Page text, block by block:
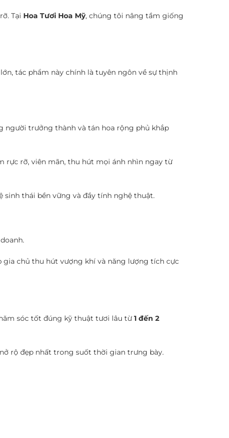
Tại Hoa Tươi Hoa Mỹ, chúng tôi nâng tầm giống
tác phẩm này chính là tuyên ngôn về sự thịnh
người trưởng thành và tán hoa rộng phủ khắp
rực rỡ, viên mãn, thu hút mọi ánh nhìn ngay từ
sinh thái bền vững và đầy tính nghệ thuật.
gia chủ thu hút vượng khí và năng lượng tích cực
sóc tốt đúng kỹ thuật tươi lâu từ1 đến 2
rộ đẹp nhất trong suốt thời gian trưng bày.